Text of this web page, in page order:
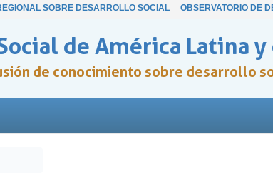
SOBRE DESARROLLO SOCIAL OBSERVATORIO DE
de América Latina
de conocimiento sobre desarrollo